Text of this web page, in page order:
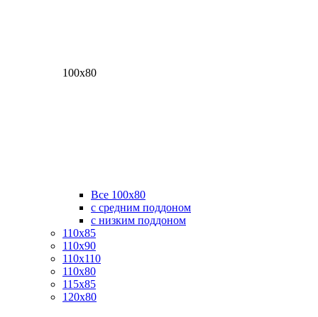
100х80
Все 100х80
с средним поддоном
с низким поддоном
110х85
110х90
110х110
110х80
115х85
120х80